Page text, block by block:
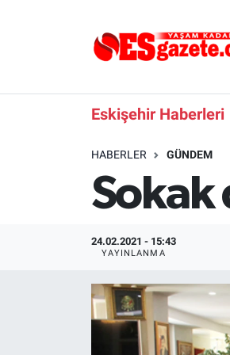
Eskişehir Haberleri
HABERLER GÜNDEM
Sokak
24.02.2021 - 15:43
YAYINLANMA
Gündem
Alış-Veriş/İş dünyası
Eskişehirspor Arşivi
Ekonomi
Eskişehir Nöbetçi Eczaneler
Süper Lig Puan Durumu ve
Haber Arşivi